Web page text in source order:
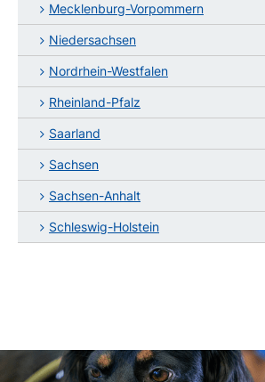
Mecklenburg-Vorpommern
Niedersachsen
Nordrhein-Westfalen
Rheinland-Pfalz
Saarland
Sachsen
Sachsen-Anhalt
Schleswig-Holstein